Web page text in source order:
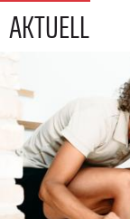
AKTUELL